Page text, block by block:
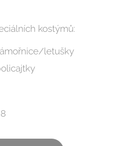
kostýmů:
letušky